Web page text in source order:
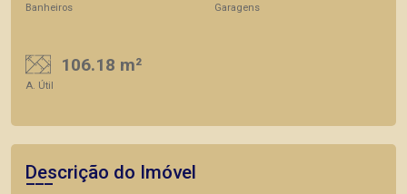
Banheiros Garagens
106.18 m²
A. Útil
Descrição do Imóvel